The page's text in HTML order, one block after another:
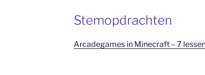
Stemopdrachten
Arcadegames in Minecraft – 7